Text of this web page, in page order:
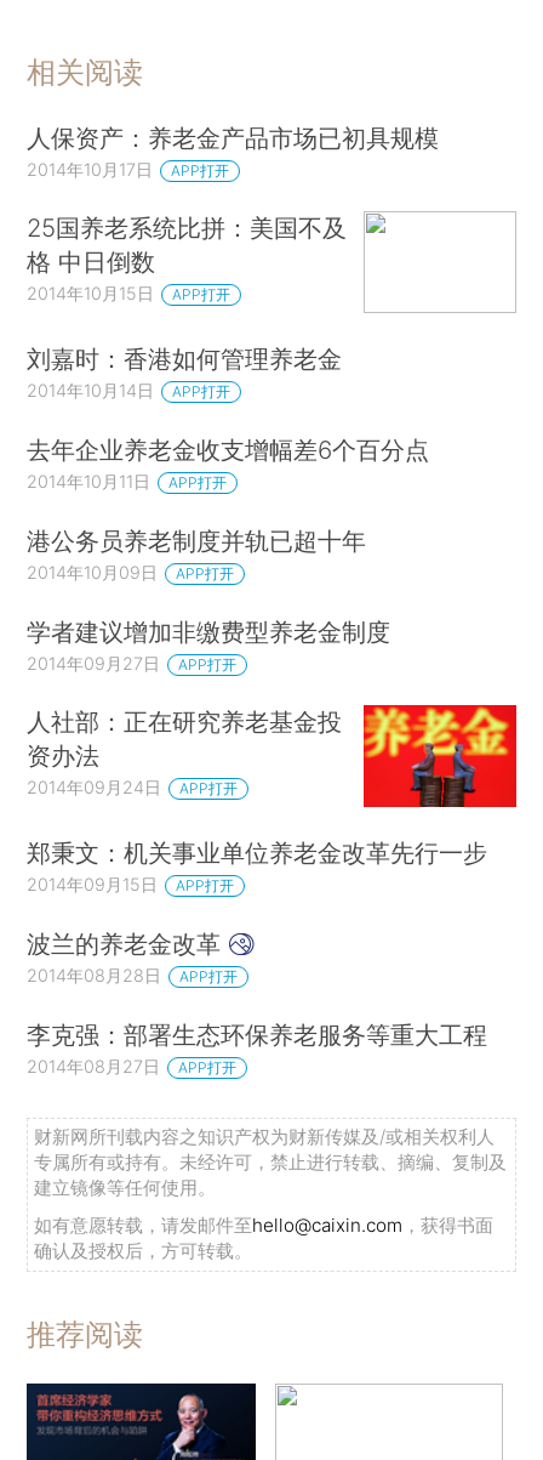
相关阅读
人保资产：养老金产品市场已初具规模
2014年10月17日 APP打开
25国养老系统比拼：美国不及
格 中日倒数
2014年10月15日 APP打开
刘嘉时：香港如何管理养老金
2014年10月14日 APP打开
去年企业养老金收支增幅差6个百分点
2014年10月11日 APP打开
港公务员养老制度并轨已超十年
2014年10月09日 APP打开
学者建议增加非缴费型养老金制度
2014年09月27日 APP打开
人社部：正在研究养老基金投
资办法
2014年09月24日 APP打开
郑秉文：机关事业单位养老金改革先行一步
2014年09月15日 APP打开
波兰的养老金改革
2014年08月28日 APP打开
李克强：部署生态环保养老服务等重大工程
2014年08月27日 APP打开
财新网所刊载内容之知识产权为财新传媒及/或相关权利人
专属所有或持有。未经许可，禁止进行转载、摘编、复制及
建立镜像等任何使用。
如有意愿转载，请发邮件至hello@caixin.com ，获得书面
确认及授权后，方可转载。
推荐阅读